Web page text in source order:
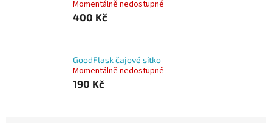
Momentálně nedostupné
400 Kč
GoodFlask čajové sítko
Momentálně nedostupné
190 Kč